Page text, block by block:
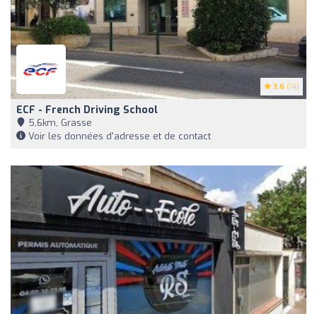
3.6 (14)
ECF - French Driving School
5,6km, Grasse
Voir les données d'adresse et de contact